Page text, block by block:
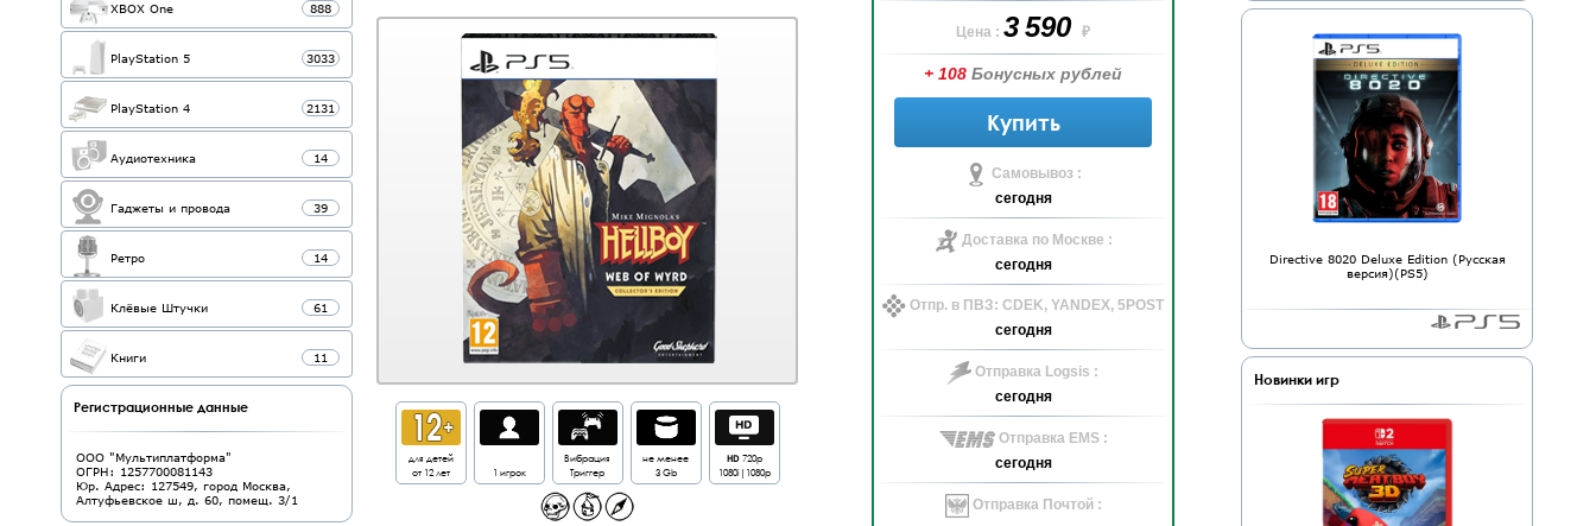
XBOX One 888
PlayStation 5 3033
PlayStation 4 2131
Аудиотехника 14
Гаджеты и провода 39
Ретро 14
Клёвые Штучки 61
Книги 11
Регистрационные данные
ООО "Мультиплатформа"
ОГРН: 1257700081143
Юр. Адрес: 127549, город Москва,
Алтуфьевское ш, д. 60, помещ. 3/1
для детей
от 12 лет
1 игрок
Вибрация
Триггер
не менее
3 Gb
HD720p
1080i|1080p
Цена : 3 590 ₽
+ 108 Бонусных рублей
Купить
Самовывоз :
сегодня
Доставка по Москве :
сегодня
Отпр. в ПВЗ: CDEK, YANDEX, 5POST
сегодня
Отправка Logsis :
сегодня
Отправка EMS :
сегодня
Отправка Почтой :
Directive 8020 Deluxe Edition (Русская
версия)(PS5)
Новинки игр